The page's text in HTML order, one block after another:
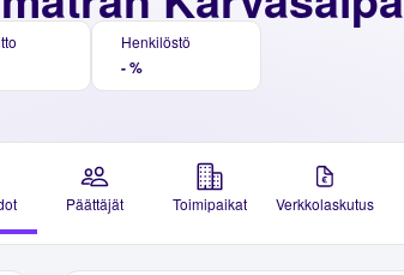
Henkilöstö
- %
Päättäjät Toimipaikat Verkkolaskutus